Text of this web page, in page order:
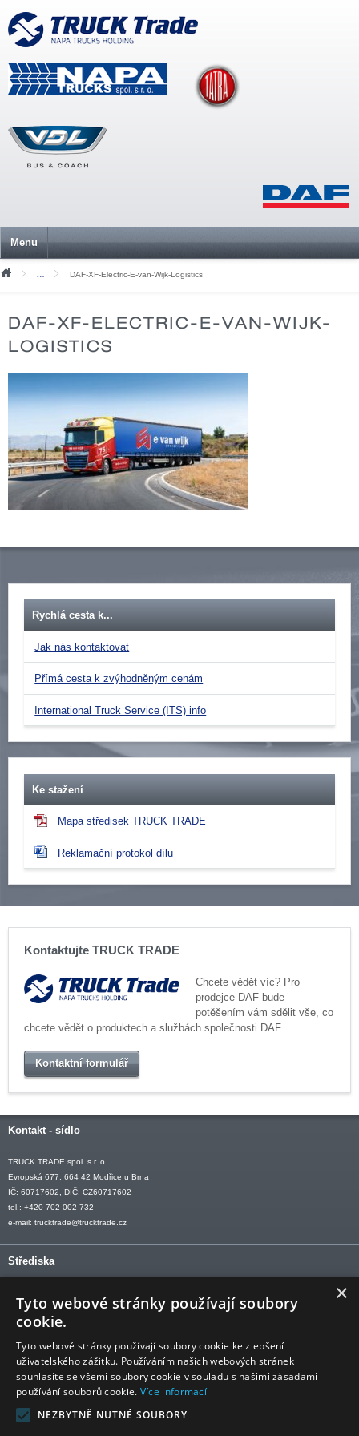
Menu
Mediální soubory
DAF-XF-Electric-E-van-Wijk-Logistics
DAF-XF-ELECTRIC-E-VAN-WIJK-
LOGISTICS
Rychlá cesta k...
Jak nás kontaktovat
Přímá cesta k zvýhodněným cenám
International Truck Service (ITS) info
Ke stažení
Mapa středisek TRUCK TRADE
Reklamační protokol dílu
Kontaktujte TRUCK TRADE
Chcete vědět víc? Pro
prodejce DAF bude
potěšením vám sdělit vše, co
chcete vědět o produktech a službách společnosti DAF.
Kontaktní formulář
Kontakt - sídlo
TRUCK TRADE spol. s r. o.
Evropská 677, 664 42 Modřice u Brna
IČ: 60717602, DIČ: CZ60717602
tel.: +420 702 002 732
e-mail: trucktrade@trucktrade.cz
Střediska
OSTRAVA tel: +420 602 547 882
OTROKOVICE tel: +420 577 110 921-2
Sledujte nás
×
Tyto webové stránky používají soubory
cookie.
Tyto webové stránky používají soubory cookie ke zlepšení
uživatelského zážitku. Používáním našich webových stránek
souhlasíte se všemi soubory cookie v souladu s našimi zásadami
používání souborů cookie. Více informací
NEZBYTNĚ NUTNÉ SOUBORY